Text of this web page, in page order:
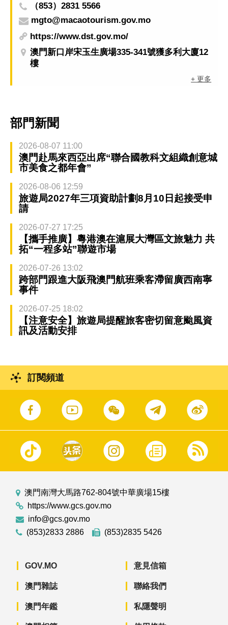
（853）2831 5566
mgto@macaotourism.gov.mo
https://www.dst.gov.mo/
澳門新口岸宋玉生廣場335-341號獲多利大廈12
樓
+ 更多
部門新聞
2026-08-07 11:00
澳門赴馬來西亞出席“聯合國教科文組織創意城
市美食之都年會”
2026-08-06 12:59
旅遊局2027年三項資助計劃8月10日起接受申
請
2026-07-27 17:25
【攜手推廣】粵港澳在滬展大灣區文旅魅力 共
拓“一程多站”聯遊市場
2026-07-26 13:02
跨部門跟進大阪飛澳門航班乘客滯留廣西南寧
事件
2026-07-25 18:02
【注意安全】旅遊局提醒旅客密切留意颱風資
訊及活動安排
訂閱頻道
澳門南灣大馬路762-804號中華廣場15樓
https://www.gcs.gov.mo
info@gcs.gov.mo
(853)2833 2886
(853)2835 5426
GOV.MO
澳門雜誌
澳門年鑑
意見信箱
聯絡我們
私隱聲明